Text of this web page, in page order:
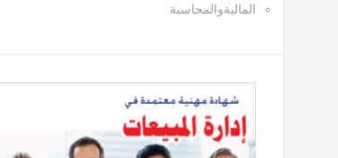
الماليةوالمحاسبة